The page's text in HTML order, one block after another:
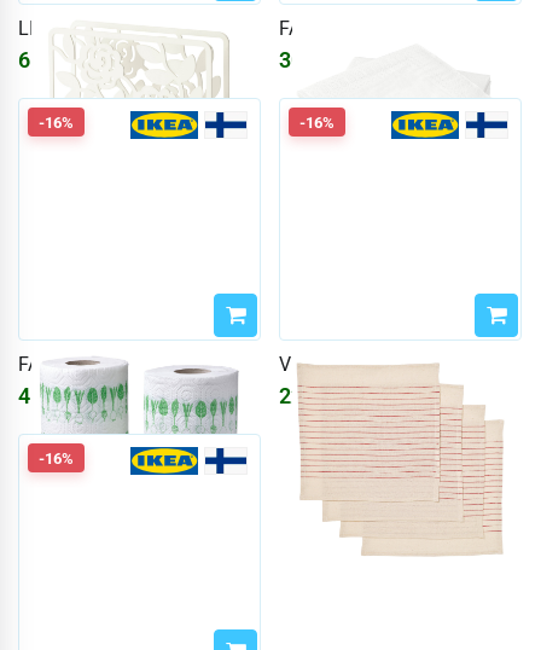
LIKSIDIG
610 ₽638 ₽
FANTASTISK
304
-16%
FAMILJ
457₽546 ₽
-16%
VIPPSTARR
228₽273₽
-16%